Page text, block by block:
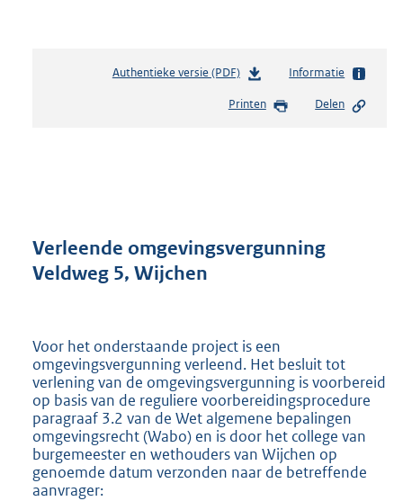
Authentieke versie (PDF)b
s
r
e
:
8
9
6
K
b
Informatie
Printen Delen
Verleende omgevingsvergunning
Veldweg 5, Wijchen
Voor het onderstaande project is een
omgevingsvergunning verleend. Het besluit tot
verlening van de omgevingsvergunning is voorbereid
op basis van de reguliere voorbereidingsprocedure
paragraaf 3.2 van de Wet algemene bepalingen
omgevingsrecht (Wabo) en is door het college van
burgemeester en wethouders van Wijchen op
genoemde datum verzonden naar de betreffende
aanvrager: